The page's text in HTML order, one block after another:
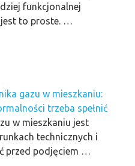
funkcjonalnej
jest to proste. …
gazu w mieszkaniu:
trzeba spełnić
w mieszkaniu jest
technicznych i
przed podjęciem …